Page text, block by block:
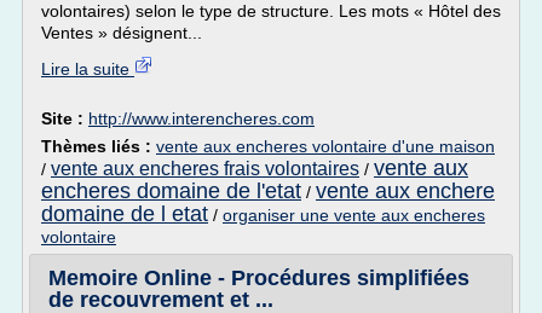
volontaires) selon le type de structure. Les mots « Hôtel des
Ventes » désignent...
Lire la suite
Site : http://www.interencheres.com
Thèmes liés : vente aux encheres volontaire d'une maison
/ vente aux encheres frais volontaires / vente aux
encheres domaine de l'etat / vente aux enchere
domaine de l etat / organiser une vente aux encheres
volontaire
Memoire Online - Procédures simplifiées
de recouvrement et ...